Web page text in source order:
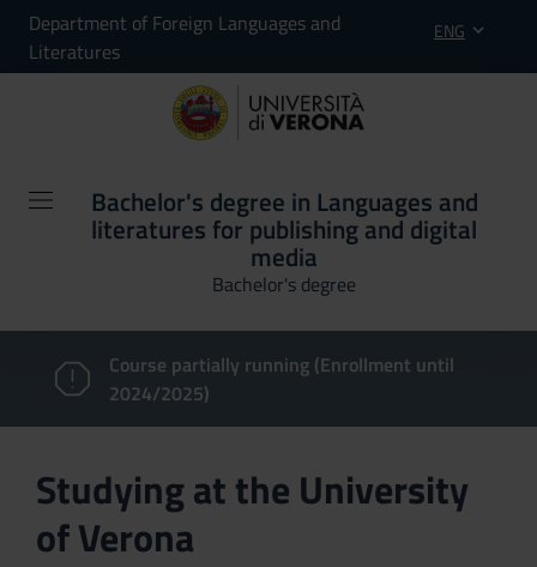
Department of Foreign Languages and
Literatures
ENG
Bachelor's degree in Languages and
literatures for publishing and digital
media
Bachelor's degree
Course partially running (Enrollment until
2024/2025)
Studying at the University
of Verona